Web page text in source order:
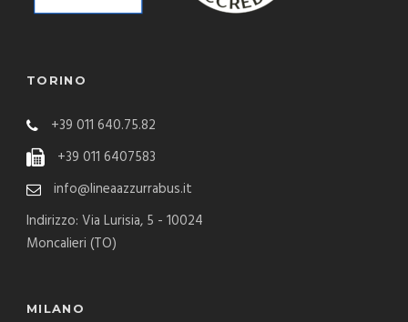
TORINO
+39 011 640.75.82
+39 011 6407583
info@lineaazzurrabus.it
Indirizzo: Via Lurisia, 5 - 10024
Moncalieri (TO)
MILANO